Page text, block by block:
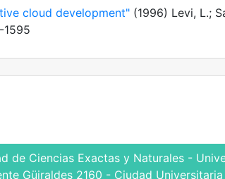
cloud development" (1996) Levi, L.;
de Ciencias Exactas y Naturales -
Güiraldes 2160 - Ciudad